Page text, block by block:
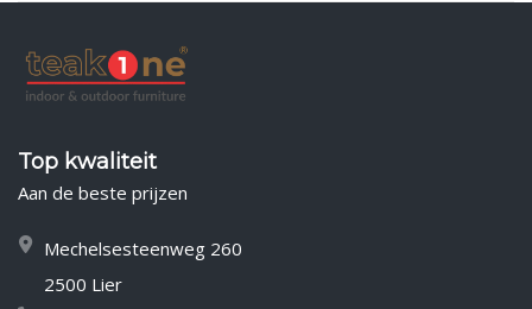
Top kwaliteit
Aan de beste prijzen
Mechelsesteenweg 260
2500 Lier